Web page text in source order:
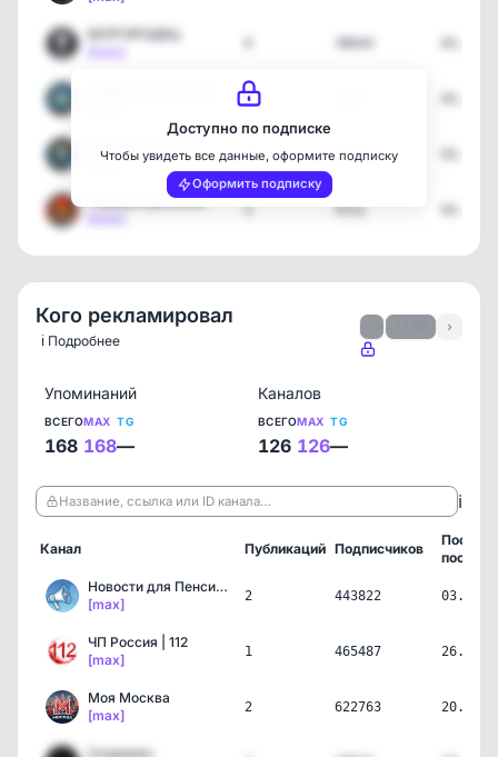
БЕЛГОРОДЕЦ
5
[max]
5 1715
Первый Брянский
5 5512
Доступно по подписке
Чтобы увидеть все данные, оформите подписку
Оформить подписку
Кого рекламировал
ℹ️ Подробнее
›
Упоминаний
ВСЕГО
168
MAX
168
TG
—
Каналов
ВСЕГО
126
MAX
126
TG
—
Название, ссылка или ID канала… ℹ️
Канал Публикаций Подписчиков
пост
Новости для Пенсионеров!
[max]
2 443822
ЧП Россия | 112
[max]
1 465487
Моя Москва
[max]
2 622763
Скорпион